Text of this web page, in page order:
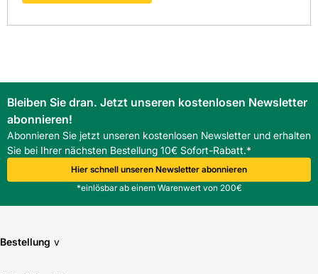
Bleiben Sie dran. Jetzt unseren kostenlosen Newsletter
abonnieren!
Abonnieren Sie jetzt unseren kostenlosen Newsletter und erhalten
Sie bei Ihrer nächsten Bestellung 10€ Sofort-Rabatt.*
Hier schnell unseren Newsletter abonnieren
*einlösbar ab einem Warenwert von 200€
Bestellung v